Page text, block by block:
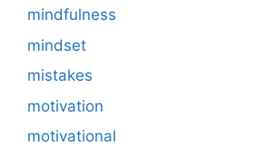
mindfulness
mindset
mistakes
motivation
motivational